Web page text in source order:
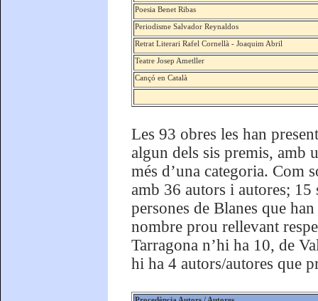
Poesia Benet Ribas
Periodisme Salvador Reynaldos
Retrat Literari Rafel Cornellà - Joaquim Abril
Teatre Josep Ametller
Cançó en Català
Les 93 obres les han
algun dels sis premis, amb
més d’una categoria. Com
amb 36 autors i autores; 15
persones de Blanes que
nombre prou rellevant
Tarragona n’hi ha 10, de
hi ha 4 autors/autores que